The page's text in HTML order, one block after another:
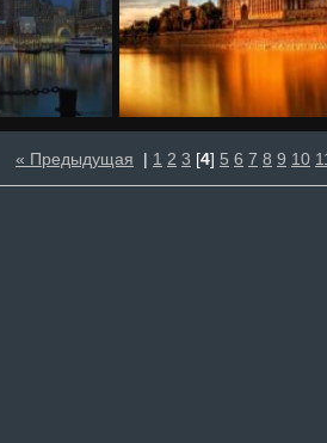
« Предыдущая | 1 2 3 [4] 5 6 7 8 9 10